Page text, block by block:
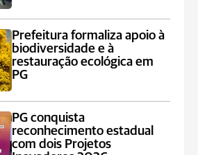
Prefeitura formaliza apoio à
biodiversidade e à
restauração ecológica em
PG
PG conquista
reconhecimento estadual
com dois Projetos